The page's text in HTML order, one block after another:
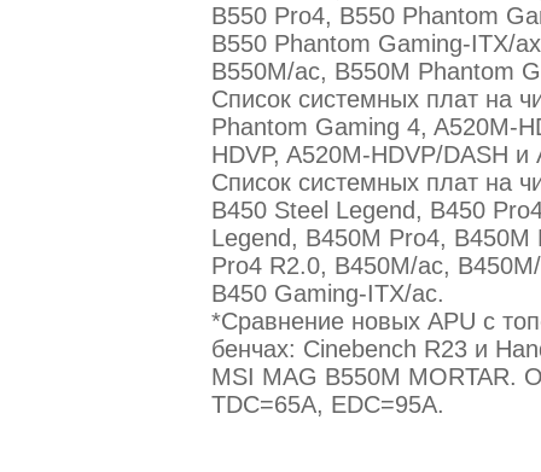
B550 Pro4, B550 Phantom
B550 Phantom Gaming-ITX/
B550M/ac, B550M Phantom
Список системных плат на
Phantom Gaming 4, A520M-
HDVP, A520M-HDVP/DASH
Список системных плат на
B450 Steel Legend, B450
Legend, B450M Pro4,
Pro4 R2.0, B450M/ac,
B450 Gaming-ITX/ac.
*Сравнение новых APU с
бенчах: Cinebench R23 и
MSI MAG B550M MORTAR.
TDC=65A, EDC=95A.